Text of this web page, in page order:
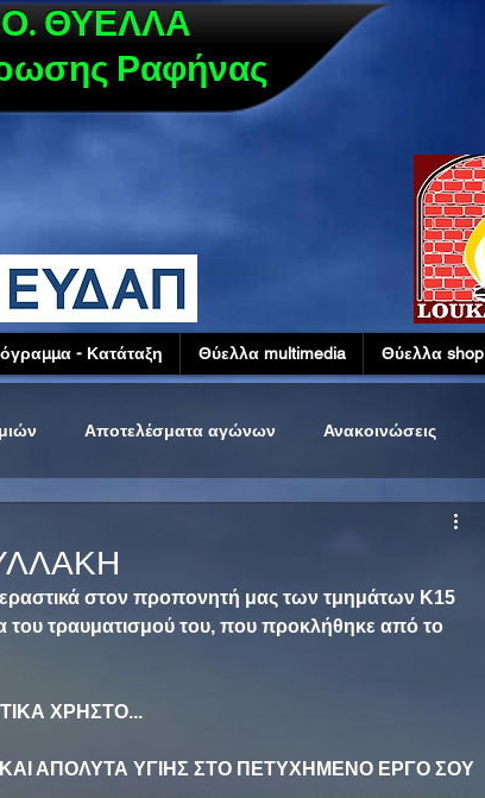
ΘΥΕΛΛΑ
Ραφήνας
- Κατάταξη Θύελλα multimedia Θύελλα shop
Αποτελέσματα αγώνων Ανακοινώσεις
στον προπονητή μας των τμημάτων Κ15
τραυματισμού του, που προκλήθηκε από το
ΧΡΗΣΤO...
ΑΠΟΛΥΤΑ ΥΓΙΗΣ ΣΤΟ ΠΕΤΥΧΗΜΕΝΟ ΕΡΓΟ ΣΟΥ